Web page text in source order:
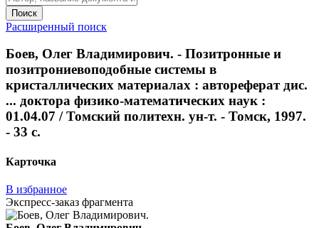
Поиск
Расширенный поиск
Боев, Олег Владимирович. - Позитронные и
позитрониевоподобные системы в
кристаллических материалах : автореферат дис.
... доктора физико-математических наук :
01.04.07 / Томский политехн. ун-т. - Томск, 1997.
- 33 с.
Карточка
В избранное
Экспресс-заказ фрагмента